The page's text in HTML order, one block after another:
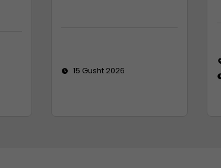
15 Gusht 2026